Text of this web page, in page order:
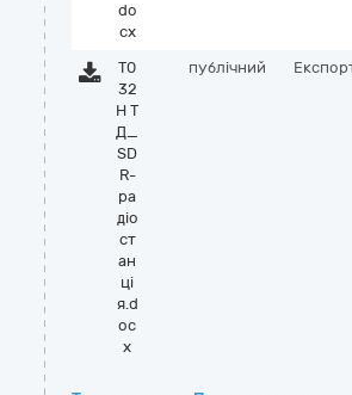
do
cx
Т0
32
Н Т
Д_
SD
R-
ра
діо
ст
ан
ці
я.d
oc
x
публічний